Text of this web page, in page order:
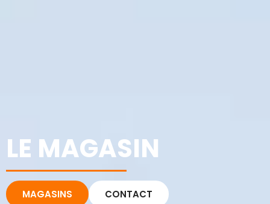
LE MAGASIN
MAGASINS CONTACT